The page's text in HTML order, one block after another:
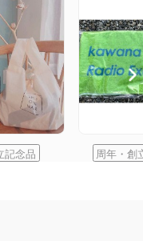
記念品 周年・創